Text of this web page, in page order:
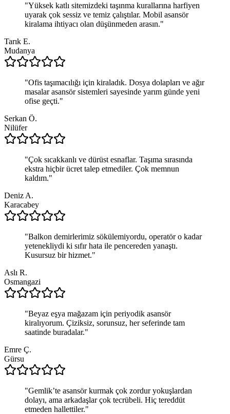
"Yüksek katlı sitemizdeki taşınma kurallarına harfiyen
uyarak çok sessiz ve temiz çalıştılar. Mobil asansör
kiralama ihtiyacı olan düşünmeden arasın."
Tarık E.
Mudanya
"Ofis taşımacılığı için kiraladık. Dosya dolapları ve ağır
masalar asansör sistemleri sayesinde yarım günde yeni
ofise geçti."
Serkan Ö.
Nilüfer
"Çok sıcakkanlı ve dürüst esnaflar. Taşıma sırasında
ekstra hiçbir ücret talep etmediler. Çok memnun
kaldım."
Deniz A.
Karacabey
"Balkon demirlerimiz sökülemiyordu, operatör o kadar
yetenekliydi ki sıfır hata ile pencereden yanaştı.
Kusursuz bir hizmet."
Aslı R.
Osmangazi
"Beyaz eşya mağazam için periyodik asansör
kiralıyorum. Çiziksiz, sorunsuz, her seferinde tam
saatinde buradalar."
Emre Ç.
Gürsu
"Gemlik’te asansör kurmak çok zordur yokuşlardan
dolayı, ama arkadaşlar çok tecrübeli. Hiç tereddüt
etmeden hallettiler."